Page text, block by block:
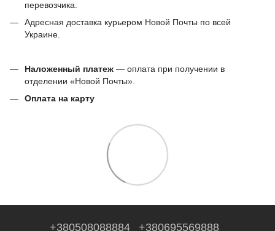
перевозчика.
Адресная доставка курьером Новой Почты по всей
Украине.
Наложенный платеж — оплата при получении в
отделении «Новой Почты».
Оплата на карту
+380508088884 +380695569888